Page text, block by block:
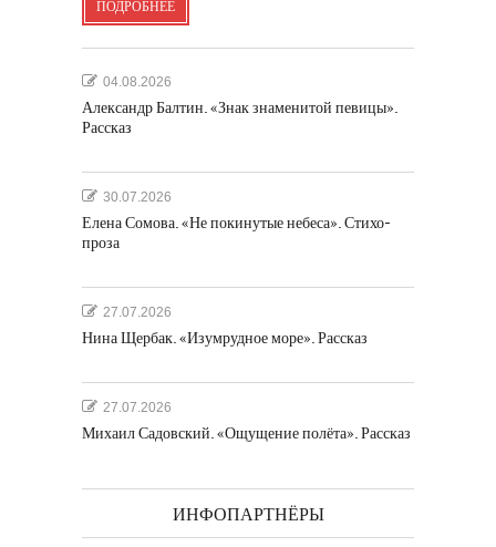
ПОДРОБНЕЕ
04.08.2026
Александр Балтин. «Знак знаменитой певицы».
Рассказ
30.07.2026
Елена Сомова. «Не покинутые небеса». Стихо-
проза
27.07.2026
Нина Щербак. «Изумрудное море». Рассказ
27.07.2026
Михаил Садовский. «Ощущение полёта». Рассказ
ИНФОПАРТНЁРЫ